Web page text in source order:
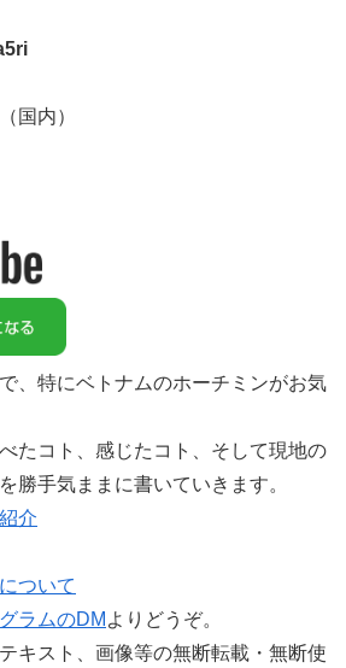
国内）
、特にベトナムのホーチミンがお気
たコト、感じたコト、そして現地の
勝手気ままに書いていきます。
介
ついて
ラムのDM よりどうぞ。
キスト、画像等の無断転載・無断使